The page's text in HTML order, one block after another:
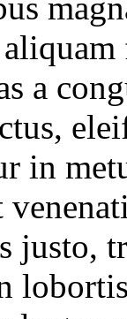
a
in
justo,